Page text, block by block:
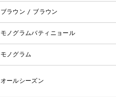
ブラウン / ブラウン
モノグラムバティニョール
モノグラム
オールシーズン